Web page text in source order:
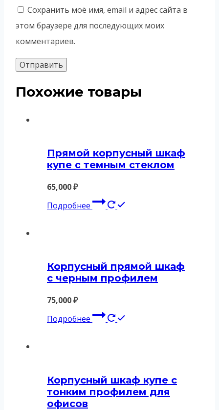
Сохранить моё имя, email и адрес сайта в
этом браузере для последующих моих
комментариев.
Похожие товары
Прямой корпусный шкаф
купе с темным стеклом
65,000₽
Подробнее
Корпусный прямой шкаф
с черным профилем
75,000₽
Подробнее
Корпусный шкаф купе с
тонким профилем для
офисов